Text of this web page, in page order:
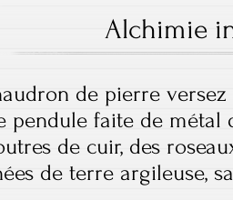
Alchimie
de pierre versez
pendule faite de métal
de cuir, des
de terre argileuse,